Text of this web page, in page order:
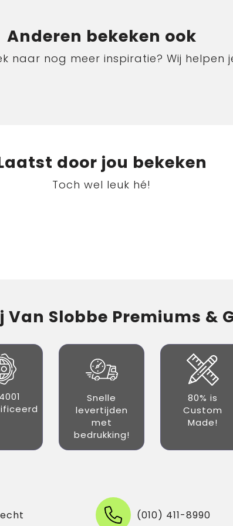
Anderen bekeken ook
naar nog meer inspiratie? Wij helpen
door jou bekeken
Toch wel leuk hé!
Van Slobbe Premiums &
Snelle
levertijden
met
bedrukking!
80% is
Custom
Made!
(010) 411-8990